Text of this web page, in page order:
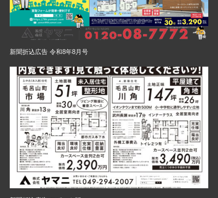
新聞折込広告 令和8年8月号